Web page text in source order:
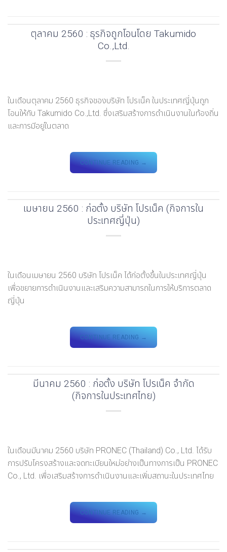
ตุลาคม 2560 : ธุรกิจถูกโอนโดย Takumido
Co.,Ltd.
ในเดือนตุลาคม 2560 ธุรกิจของบริษัท โปรเน็ค ในประเทศญี่ปุ่นถูก
โอนให้กับ Takumido Co.,Ltd. ซึ่งเสริมสร้างการดำเนินงานในท้องถิ่น
และการมีอยู่ในตลาด
CONTINUE READING →
เมษายน 2560 : ก่อตั้ง บริษัท โปรเน็ค (กิจการใน
ประเทศญี่ปุ่น)
ในเดือนเมษายน 2560 บริษัท โปรเน็ค ได้ก่อตั้งขึ้นในประเทศญี่ปุ่น
เพื่อขยายการดำเนินงานและเสริมความสามารถในการให้บริการตลาด
ญี่ปุ่น
CONTINUE READING →
มีนาคม 2560 : ก่อตั้ง บริษัท โปรเน็ค จำกัด
(กิจการในประเทศไทย)
ในเดือนมีนาคม 2560 บริษัท PRONEC (Thailand) Co., Ltd. ได้รับ
การปรับโครงสร้างและจดทะเบียนใหม่อย่างเป็นทางการเป็น PRONEC
Co., Ltd. เพื่อเสริมสร้างการดำเนินงานและเพิ่มสถานะในประเทศไทย
CONTINUE READING →